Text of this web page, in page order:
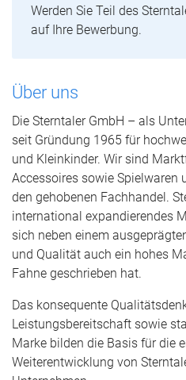
Werden Sie Teil des
auf Ihre Bewerbung.
Über uns
Die Sterntaler GmbH – als
seit Gründung 1965 für
und Kleinkinder. Wir sind
Accessoires sowie
den gehobenen Fachhandel.
international expandierendes
sich neben einem
und Qualität auch ein hohes
Fahne geschrieben hat.
Das konsequente
Leistungsbereitschaft sowie
Marke bilden die Basis für die
Weiterentwicklung von